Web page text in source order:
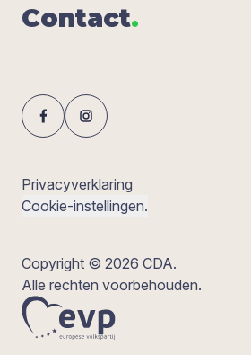
Con­tact.
Privacyverklaring
Cookie-instellingen.
Copyright © 2026 CDA.
Alle rechten voorbehouden.